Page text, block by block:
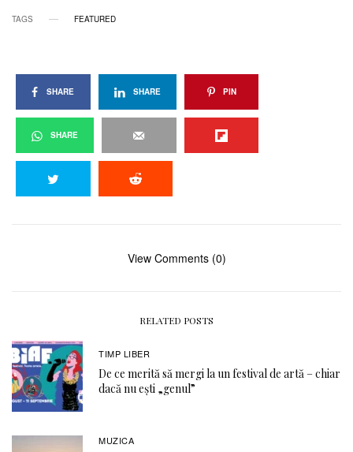
TAGS FEATURED
SHARE SHARE PIN
SHARE
View Comments (0)
RELATED POSTS
TIMP LIBER
De ce merită să mergi la un festival de artă – chiar
dacă nu ești „genul”
MUZICA